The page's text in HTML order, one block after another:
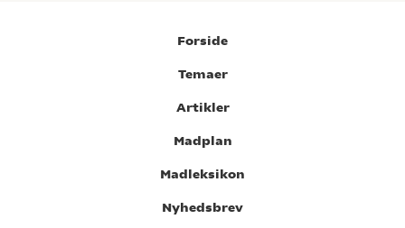
Forside
Temaer
Artikler
Madplan
Madleksikon
Nyhedsbrev